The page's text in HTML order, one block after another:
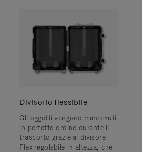
Divisorio flessibile
Gli oggetti vengono mantenuti
in perfetto ordine durante il
trasporto grazie al divisore
Flex regolabile in altezza, che